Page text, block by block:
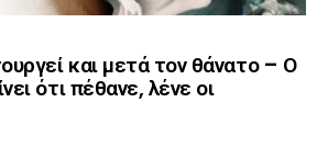
και μετά τον θάνατο – Ο
ότι πέθανε, λένε οι